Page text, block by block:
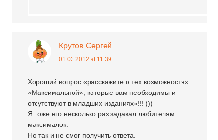
Крутов Сергей
01.03.2012 at 11:39
Хороший вопрос «расскажите о тех возможностях
«Максимальной», которые вам необходимы и
отсутствуют в младших изданиях»!!! )))
Я тоже его несколько раз задавал любителям
максималок.
Но так и не смог получить ответа.